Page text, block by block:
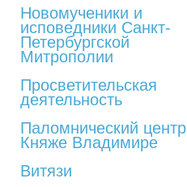
Новомученики и
исповедники Санкт-
Петербургской
Митрополии
Просветительская
деятельность
Паломнический центр
Княже Владимире
Витязи